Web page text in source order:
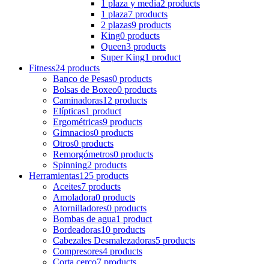
1 plaza y media2 products
1 plaza7 products
2 plazas9 products
King0 products
Queen3 products
Super King1 product
Fitness24 products
Banco de Pesas0 products
Bolsas de Boxeo0 products
Caminadoras12 products
Elípticas1 product
Ergométricas9 products
Gimnacios0 products
Otros0 products
Remorgómetros0 products
Spinning2 products
Herramientas125 products
Aceites7 products
Amoladora0 products
Atornilladores0 products
Bombas de agua1 product
Bordeadoras10 products
Cabezales Desmalezadoras5 products
Compresores4 products
Corta cerco7 products